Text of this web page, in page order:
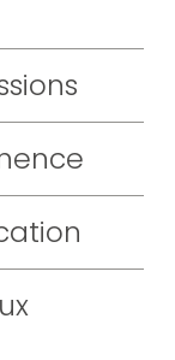
Plasmatrohn®
PT